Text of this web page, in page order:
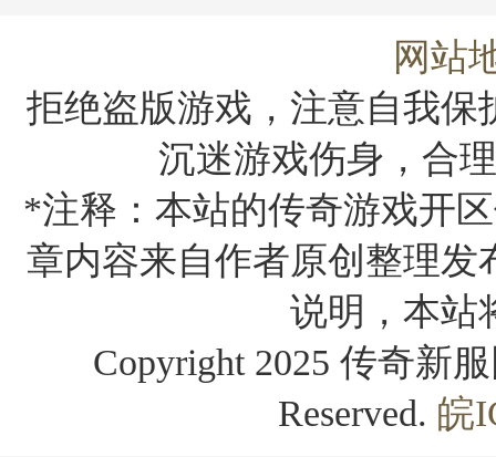
解答
网站
拒绝盗版游戏，注意自我
沉迷游戏伤身，合
*注释：本站的传奇游戏开
章内容来自作者原创整理
说明，本站
Copyright 2025 传奇新
Reserved. 皖